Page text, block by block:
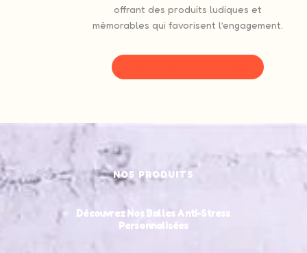
offrant des produits ludiques et
mémorables qui favorisent l’engagement.
NOS PRODUITS
Découvrez Nos Balles Anti-Stress
Personnalisées